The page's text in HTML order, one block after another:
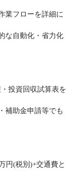
業フローを詳細に
な自動化・省力化
投資回収試算表を
補助金申請等でも
円(税別)+交通費と